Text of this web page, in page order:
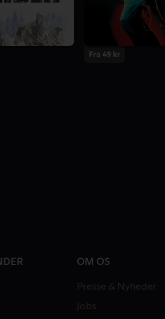
Fra 49 kr
OM OS
Presse & Nyheder
Jobs